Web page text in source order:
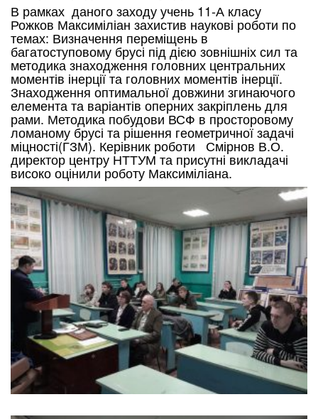
В рамках даного заходу учень 11-А класу
Рожков Максиміліан захистив наукові роботи по
темах: Визначення переміщень в
багатоступовому брусі під дією зовнішніх сил та
методика знаходження головних центральних
моментів інерції та головних моментів інерції.
Знаходження оптимальної довжини згинаючого
елемента та варіантів оперних закріплень для
рами. Методика побудови ВСФ в просторовому
ломаному брусі та рішення геометричної задачі
міцності(ГЗМ). Керівник роботи Смірнов В.О.
директор центру НТТУМ та присутні викладачі
високо оцінили роботу Максиміліана.